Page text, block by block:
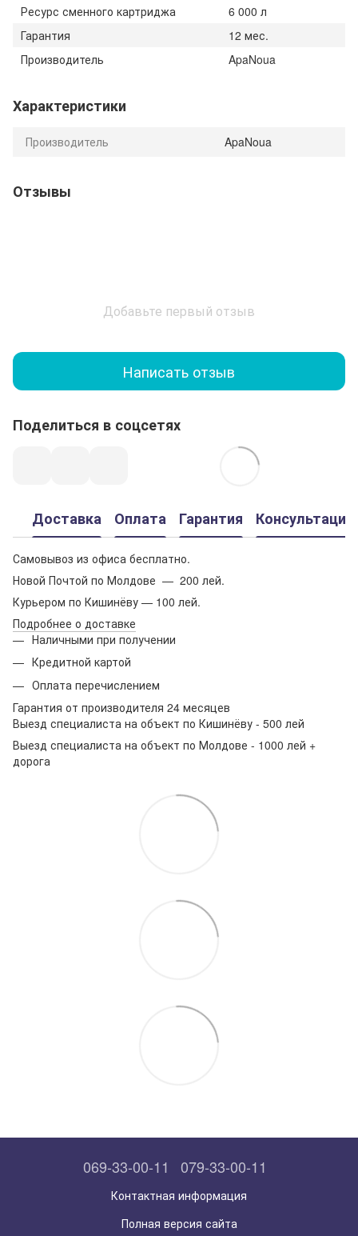
Ресурс сменного картриджа
6 000 л
Гарантия
12 мес.
Производитель
ApaNoua
Характеристики
Производитель ApaNoua
Отзывы
Добавьте первый отзыв
Написать отзыв
Поделиться в соцсетях
Доставка Оплата Гарантия Консультация
Самовывоз из офиса бесплатно.
Новой Почтой по Молдове — 200 лей.
Курьером по Кишинёву — 100 лей.
Подробнее о доставке
Наличными при получении
Кредитной картой
Оплата перечислением
Гарантия от производителя 24 месяцев
Выезд специалиста на объект по Кишинёву - 500 лей
Выезд специалиста на объект по Молдове - 1000 лей +
дорога
069-33-00-11 079-33-00-11
Контактная информация
Полная версия сайта